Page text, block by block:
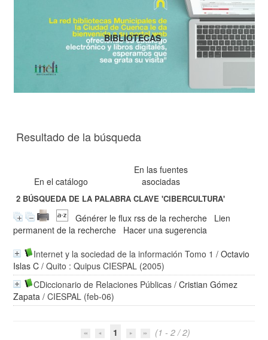
Resultado de la búsqueda
En el catálogo
En las fuentes
asociadas
2 BÚSQUEDA DE LA PALABRA CLAVE'CIBERCULTURA'
Générer le flux rss de la recherche
Lien
permanent de la recherche
Hacer una sugerencia
Internet y la sociedad de la información Tomo 1 /Octavio
Islas C / Quito : Quipus CIESPAL (2005)
CDiccionario de Relaciones Públicas /Cristian Gómez
Zapata / CIESPAL (feb-06)
1 (1 - 2 / 2)
BIBLIOTECAS